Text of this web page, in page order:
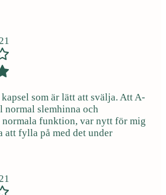
som är lätt att svälja. Att A-
slemhinna och
funktion, var nytt för mig
att fylla på med det under